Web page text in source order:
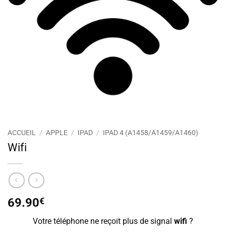
ACCUEIL / APPLE / IPAD / IPAD 4 (A1458/A1459/A1460)
Wifi
69.90€
Votre téléphone ne reçoit plus de signal wifi ?